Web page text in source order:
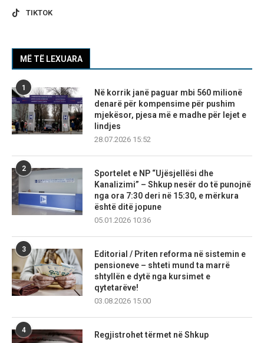
TIKTOK
MË TË LEXUARA
1
Në korrik janë paguar mbi 560 milionë
denarë për kompensime për pushim
mjekësor, pjesa më e madhe për lejet e
lindjes
28.07.2026 15:52
2
Sportelet e NP “Ujësjellësi dhe
Kanalizimi” – Shkup nesër do të punojnë
nga ora 7:30 deri në 15:30, e mërkura
është ditë jopune
05.01.2026 10:36
3
Editorial / Priten reforma në sistemin e
pensioneve – shteti mund ta marrë
shtyllën e dytë nga kursimet e
qytetarëve!
03.08.2026 15:00
4
Regjistrohet tërmet në Shkup